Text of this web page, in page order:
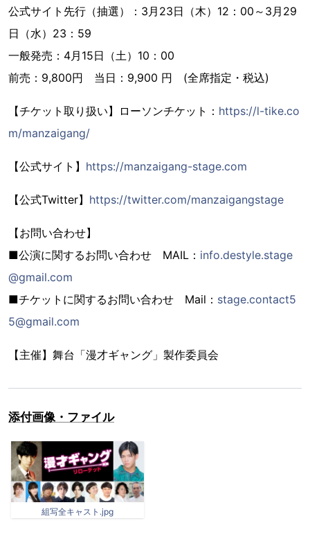
公式サイト先行（抽選）：3月23日（木）12：00～3月29
日（水）23：59
一般発売：4月15日（土）10：00
前売：9,800円 当日：9,900 円 (全席指定・税込)
【チケット取り扱い】ローソンチケット： https://l-tike.co
m/manzaigang/
【公式サイト】 https://manzaigang-stage.com
【公式Twitter】 https://twitter.com/manzaigangstage
【お問い合わせ】
■公演に関するお問い合わせ MAIL： info.destyle.stage
@gmail.com
■チケットに関するお問い合わせ Mail： stage.contact5
5@gmail.com
【主催】舞台「漫才ギャング」製作委員会
添付画像・ファイル
組写全キャスト.jpg